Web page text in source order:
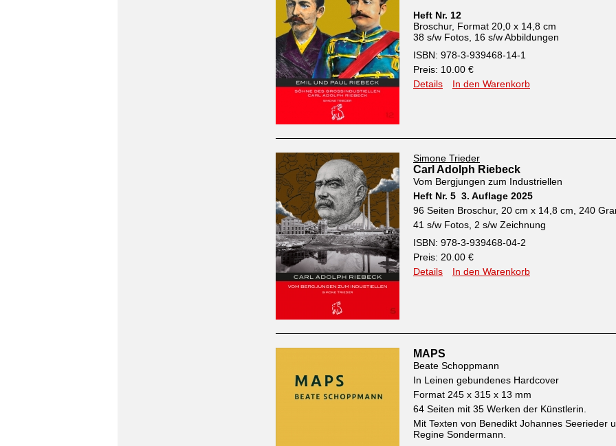
Heft Nr. 12
Broschur, Format 20,0 x 14,8 cm
38 s/w Fotos, 16 s/w Abbildungen
ISBN: 978-3-939468-14-1
Preis: 10.00 €
Details
In den Warenkorb
Simone Trieder
Carl Adolph Riebeck
Vom Bergjungen zum Industriellen
Heft Nr. 5 3. Auflage 2025
96 Seiten Broschur, 20 cm x 14,8 cm, 240
41 s/w Fotos, 2 s/w Zeichnung
ISBN: 978-3-939468-04-2
Preis: 20.00 €
Details
In den Warenkorb
MAPS
Beate Schoppmann
In Leinen gebundenes Hardcover
Format 245 x 315 x 13 mm
64 Seiten mit 35 Werken der Künstlerin.
Mit Texten von Benedikt Johannes Seerieder
Regine Sondermann.